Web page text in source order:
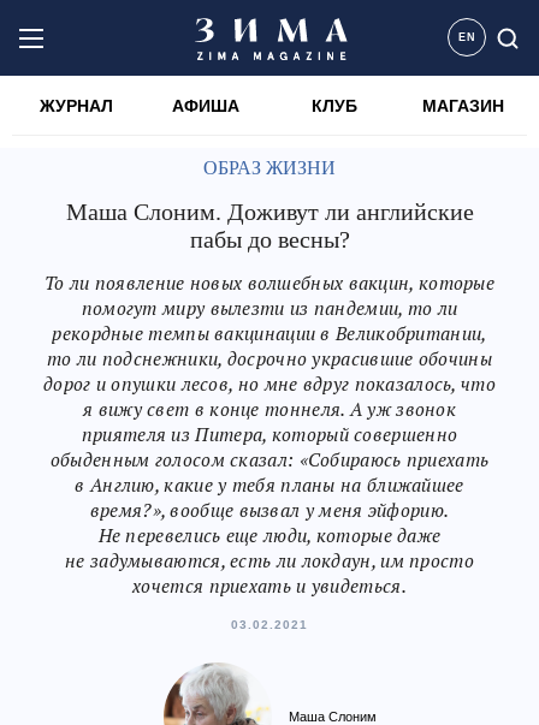
EN
ЖУРНАЛ АФИША КЛУБ МАГАЗИН
ОБРАЗ ЖИЗНИ
Маша Слоним. Доживут ли английские
пабы до весны?
То ли появление новых волшебных вакцин, которые
помогут миру вылезти из пандемии, то ли
рекордные темпы вакцинации в Великобритании,
то ли подснежники, досрочно украсившие обочины
дорог и опушки лесов, но мне вдруг показалось, что
я вижу свет в конце тоннеля. А уж звонок
приятеля из Питера, который совершенно
обыденным голосом сказал: «Собираюсь приехать
в Англию, какие у тебя планы на ближайшее
время?», вообще вызвал у меня эйфорию.
Не перевелись еще люди, которые даже
не задумываются, есть ли локдаун, им просто
хочется приехать и увидеться.
03.02.2021
Маша Слоним